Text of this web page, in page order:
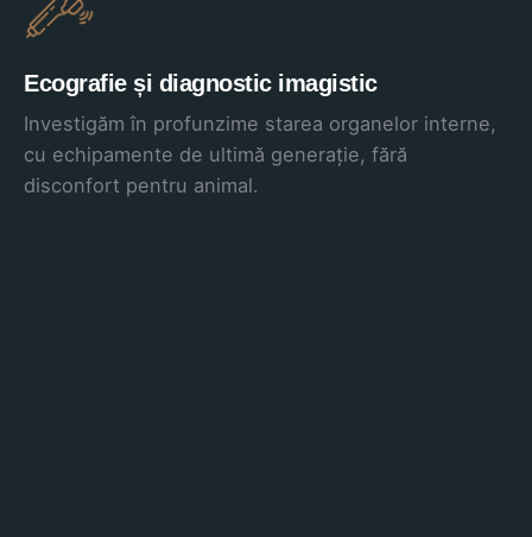
Ecografie și diagnostic imagistic
Investigăm în profunzime starea organelor interne,
cu echipamente de ultimă generație, fără
disconfort pentru animal.